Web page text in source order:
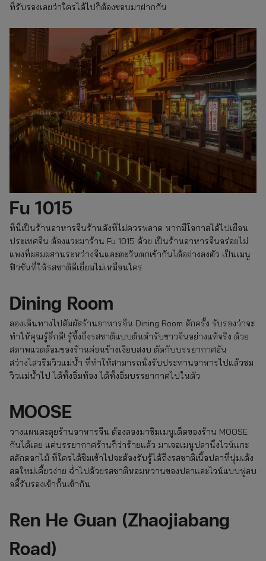
ที่รับรองเลยว่าใครได้ไปก็ต้องชอบมาฝากกัน
Fu 1015
ที่นี่เป็นร้านอาหารจีนร้านดังที่ไม่ควรพลาด หากมีโอกาสได้ไปเยือน
ประเทศจีน ต้องแวะมาร้าน Fu 1015 ด้วย เป็นร้านอาหารจีนอร่อยไม่
แพงที่ผสมผสานระหว่างจีนและตะวันตกเข้ากันได้อย่างลงตัว เป็นเมนู
ฟิวชั่นที่ให้รสชาติดีเยี่ยมไม่เหมือนใคร
Dining Room
ลองเดินทางไปสัมผัสร้านอาหารจีน Dining Room สักครั้ง รับรองว่าจะ
ทำให้คุณรู้สึกดี! รู้ซึ้งถึงรสชาติแบบต้นตำรับชาวจีนอย่างแท้จริง ด้วย
สภาพแวดล้อมของร้านค่อนข้างเงียบสงบ ตัดกับบรรยากาศอัน
สว่างไสวริมวิวแม่น้ำ ที่ทำให้สามารถนั่งรับประทานอาหารไปแล้วชม
วิวแม่น้ำไป ได้ทั้งอิ่มท้อง ได้ทั้งอิ่มบรรยากาศไปในตัว
MOOSE
วางแผนตะลุยร้านอาหารจีน ต้องลองมาชิมเมนูเด็ดของร้าน MOOSE
กันได้เลย แค่บรรยากาศร้านก็ว่าร้ายแล้ว มาเจอเมนูปลานึ่งไวน์แกะ
สลักดอกไม้ ที่ใครได้ชิมเข้าไปจะต้องรับรู้ได้ถึงรสชาติเนื้อปลาที่นุ่มเด้ง
สดใหม่เคี้ยวง่าย ฉ่ำไปด้วยรสชาติหอมหวานของปลาและไวน์แบบฟูลบ
อดี้รับรองเข้ากั๊นเข้ากัน
Ren He Guan (Zhaojiabang
Road)